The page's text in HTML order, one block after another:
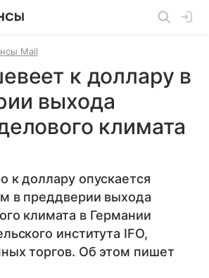
Mail
к доллару в
выхода
климата
к доллару опускается
в преддверии выхода
климата в Германии
института IFO,
торгов. Об этом пишет